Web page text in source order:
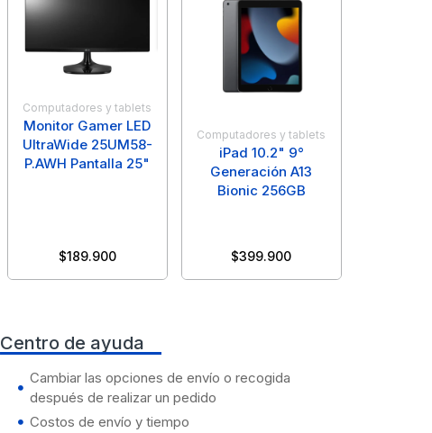
Computadores y tablets
Monitor Gamer LED
UltraWide 25UM58-
P.AWH Pantalla 25"
$189.900
Computadores y tablets
iPad 10.2" 9°
Generación A13
Bionic 256GB
$399.900
Centro de ayuda
Cambiar las opciones de envío o recogida
después de realizar un pedido
Costos de envío y tiempo